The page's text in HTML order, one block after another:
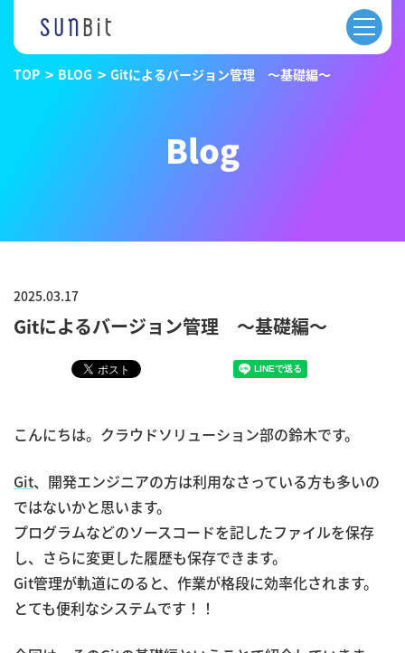
Blog
2025.03.17
Gitによるバージョン管理 ～基礎編～
こんにちは。クラウドソリューション部の鈴木です。
Git、開発エンジニアの方は利用なさっている方も多いの
ではないかと思います。
プログラムなどのソースコードを記したファイルを保存
し、さらに変更した履歴も保存できます。
Git管理が軌道にのると、作業が格段に効率化されます。
とても便利なシステムです！！
TOP BLOG Gitによるバージョン管理 ～基礎編～